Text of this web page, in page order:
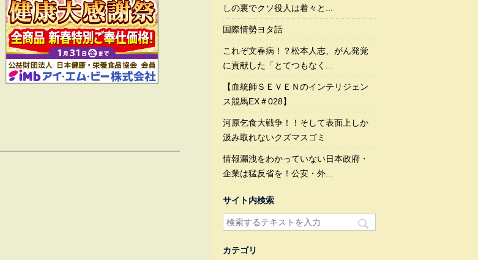
しの裏でクソ役人は着々と...
国際情勢ヨタ話
これぞ文春病！？松本人志、がん発覚
に貢献した「とてつもなく...
【血統師ＳＥＶＥＮのインテリジェン
ス競馬EX＃028】
河原乞食大戦争！！そして表面上しか
汲み取れないクズマスゴミ
情報漏洩をわかっていない日本政府・
企業は猛反省を！公安・外...
サイト内検索
カテゴリ